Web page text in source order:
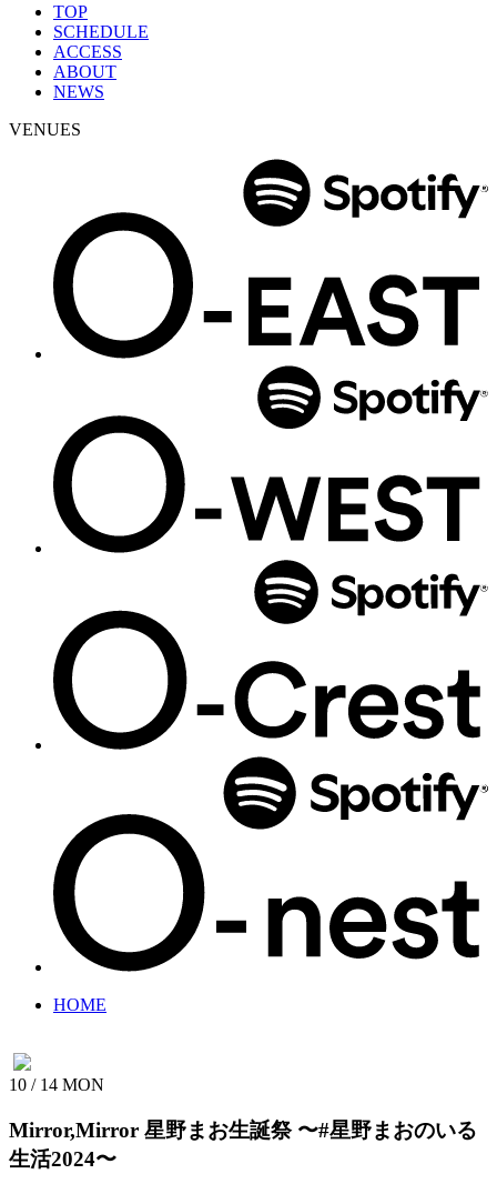
TOP
SCHEDULE
ACCESS
ABOUT
NEWS
VENUES
HOME
10 / 14 MON
Mirror,Mirror 星野まお生誕祭 〜#星野まおのいる
生活2024〜